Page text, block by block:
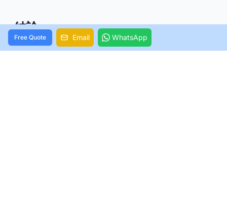
結論
スマートMOQの決定は、水着ブランドの成功に重要な
Free Quote Email WhatsApp